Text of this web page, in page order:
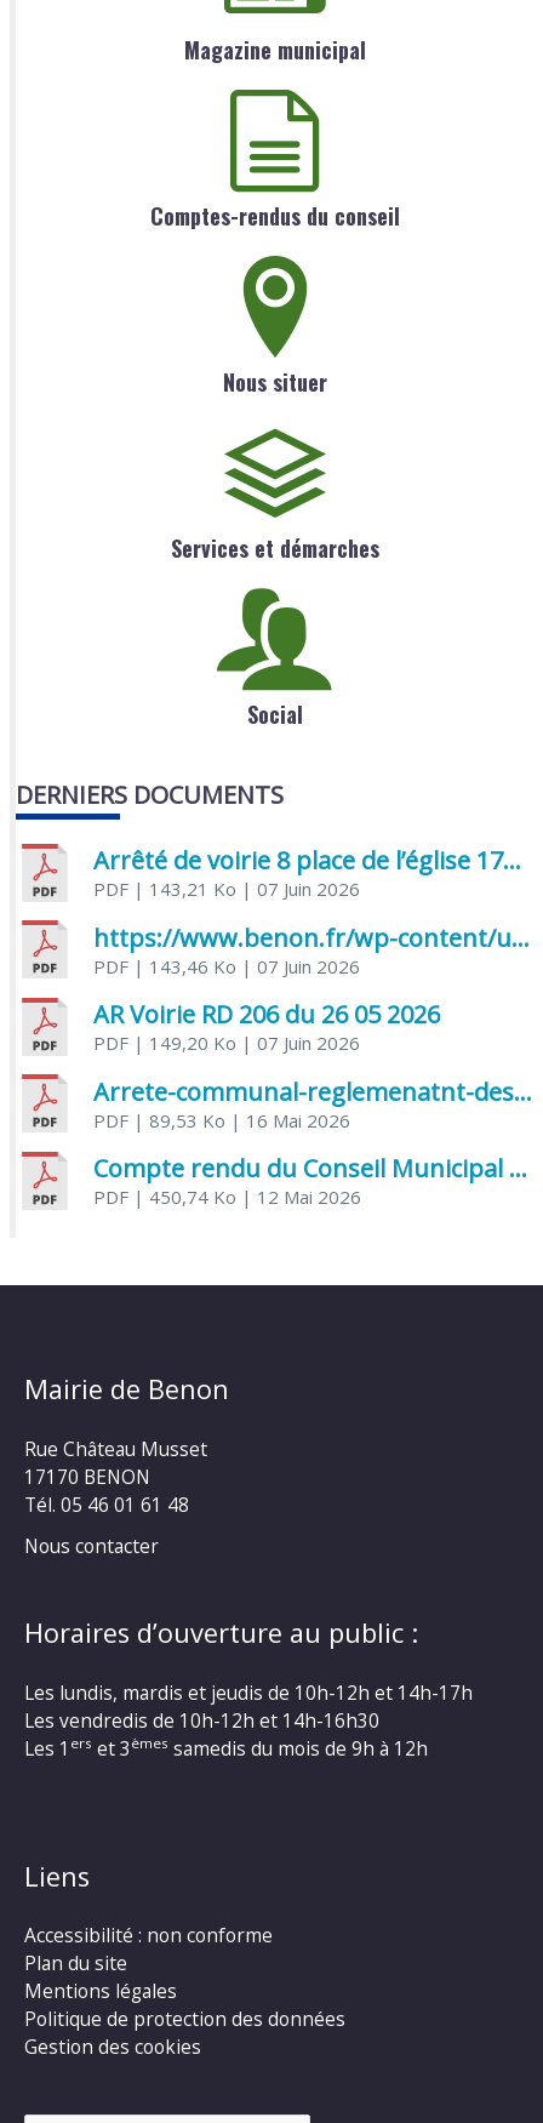
Magazine municipal
Comptes-rendus du conseil
Nous situer
Services et démarches
Social
DERNIERS DOCUMENTS
Arrêté de voirie 8 place de l’église 17170 Benon
PDF| 143,21 Ko | 07 Juin 2026
https://www.benon.fr/wp-content/uploads/2026/06/AR-Voirie-Chemin-de-Lafond-du-26-05-2026.pdf
PDF| 143,46 Ko | 07 Juin 2026
AR Voirie RD 206 du 26 05 2026
PDF| 149,20 Ko | 07 Juin 2026
Arrete-communal-reglemenatnt-des-bruits-de-voisinage-et-des-activites-bruyantes
PDF| 89,53 Ko | 16 Mai 2026
Compte rendu du Conseil Municipal du 06 mai 2026
PDF| 450,74 Ko | 12 Mai 2026
Mairie de Benon
Rue Château Musset
17170 BENON
Tél. 05 46 01 61 48
Nous contacter
Horaires d’ouverture au public :
Les lundis, mardis et jeudis de 10h-12h et 14h-17h
Les vendredis de 10h-12h et 14h-16h30
Les 1 ers et 3 èmes samedis du mois de 9h à 12h
Liens
Accessibilité : non conforme
Plan du site
Mentions légales
Politique de protection des données
Gestion des cookies